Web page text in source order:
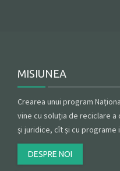
MISIUNEA
Crearea unui program
vine cu soluția de reciclare
și juridice, cît și cu
DESPRE NOI